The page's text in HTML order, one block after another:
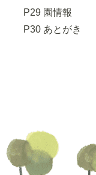
P29 園情報
P30 あとがき